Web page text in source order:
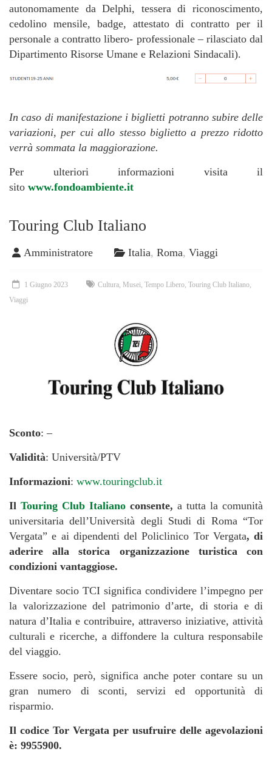
autonomamente da Delphi, tessera di riconoscimento,
cedolino mensile, badge, attestato di contratto per il
personale a contratto libero- professionale – rilasciato dal
Dipartimento Risorse Umane e Relazioni Sindacali).
In caso di manifestazione i biglietti potranno subire delle
variazioni, per cui allo stesso biglietto a prezzo ridotto
verrà sommata la maggiorazione.
Per ulteriori informazioni visita il
sito www.fondoambiente.it
Touring Club Italiano
Amministratore Italia, Roma, Viaggi
1 Giugno 2023 Cultura, Musei, Tempo Libero, Touring Club Italiano,
Viaggi
Sconto: –
Validità: Università/PTV
Informazioni: www.touringclub.it
Il Touring Club Italiano consente, a tutta la comunità
universitaria dell’Università degli Studi di Roma “Tor
Vergata” e ai dipendenti del Policlinico Tor Vergata, di
aderire alla storica organizzazione turistica con
condizioni vantaggiose.
Diventare socio TCI significa condividere l’impegno per
la valorizzazione del patrimonio d’arte, di storia e di
natura d’Italia e contribuire, attraverso iniziative, attività
culturali e ricerche, a diffondere la cultura responsabile
del viaggio.
Essere socio, però, significa anche poter contare su un
gran numero di sconti, servizi ed opportunità di
risparmio.
Il codice Tor Vergata per usufruire delle agevolazioni
è: 9955900.